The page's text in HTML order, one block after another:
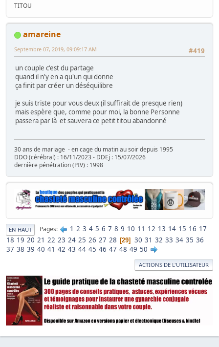
TITOU
amareine
#419
Septembre 07, 2019, 09:09:17 AM
un couple c'est du partage
quand il n'y en a qu'un qui donne
ça finit par créer un déséquilibre
je suis triste pour vous deux (il suffirait de presque rien)
mais espère que, comme pour moi, la bonne Personne
passera par là et sauvera ce petit titou abandonné
30 ans de mariage - en cage du matin au soir depuis 1995
DDO (cérébral) : 16/11/2023 - DDEj : 15/07/2026
dernière pénétration (PIV) : 1998
EN HAUT Pages 1 2 3 4 5 6 7 8 9 10 11 12 13 14 15 16 17
18 19 20 21 22 23 24 25 26 27 28 29 30 31 32 33 34 35 36
37 38 39 40 41 42 43 44 45 46 47 48 49 50
ACTIONS DE L'UTILISATEUR